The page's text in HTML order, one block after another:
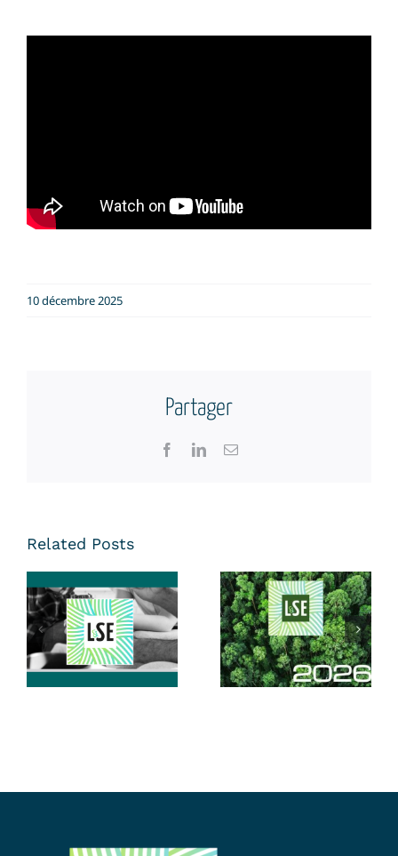
10 décembre 2025
Partager
FacebookLinkedInEmail
Related Posts
Santé du
Dirigeant & de
l’Entreprise :
Ne Restez Pas
Seul à la Barre
Vœux LSE |
2026